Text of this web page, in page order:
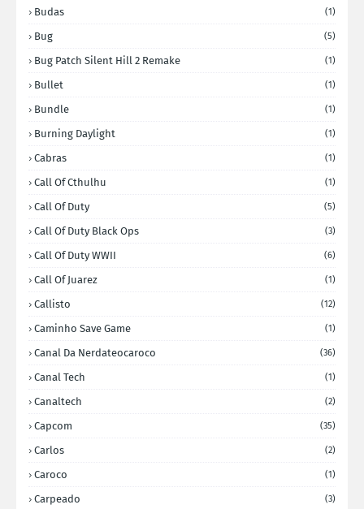
Budas (1)
Bug (5)
Bug Patch Silent Hill 2 Remake (1)
Bullet (1)
Bundle (1)
Burning Daylight (1)
Cabras (1)
Call Of Cthulhu (1)
Call Of Duty (5)
Call Of Duty Black Ops (3)
Call Of Duty WWII (6)
Call Of Juarez (1)
Callisto (12)
Caminho Save Game (1)
Canal Da Nerdateocaroco (36)
Canal Tech (1)
Canaltech (2)
Capcom (35)
Carlos (2)
Caroco (1)
Carpeado (3)